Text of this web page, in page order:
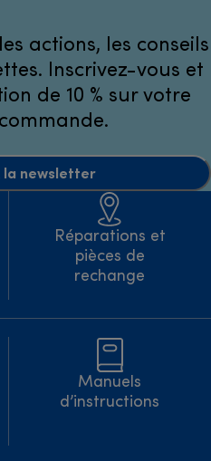
actions, les conseils
Inscrivez-vous et
de 10 % sur votre
la newsletter
Réparations et
pièces de
rechange
Manuels
d’instructions